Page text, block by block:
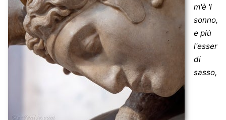
m'è 'l
sonno,
e più
l'esser
di
sasso,